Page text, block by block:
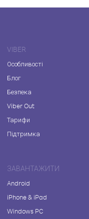
VIBER
Особливості
Блог
Безпека
Viber Out
Тарифи
Підтримка
ЗАВАНТАЖИТИ
Android
iPhone & iPad
Windows PC